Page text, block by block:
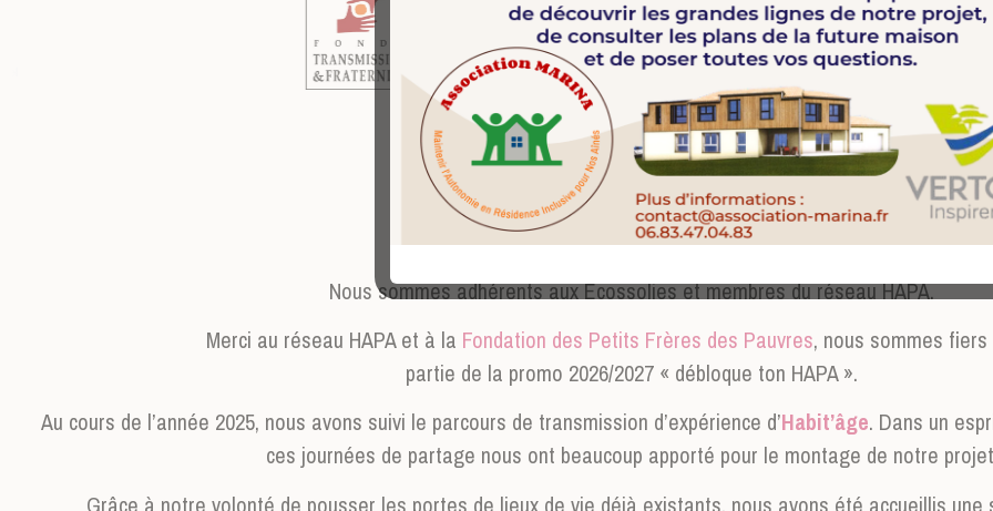
Ils nous entourent
Nous sommes adhérents aux Ecossolies et membres du réseau HAPA.
Merci au réseau HAPA et à la Fondation des Petits Frères des Pauvres, nous sommes
partie de la promo 2026/2027 « débloque ton HAPA ».
Au cours de l’année 2025, nous avons suivi le parcours de transmission d’expérience d’Habit’âge. Dans un
ces journées de partage nous ont beaucoup apporté pour le montage de notre
Grâce à notre volonté de pousser les portes de lieux de vie déjà existants, nous avons été accueillis une